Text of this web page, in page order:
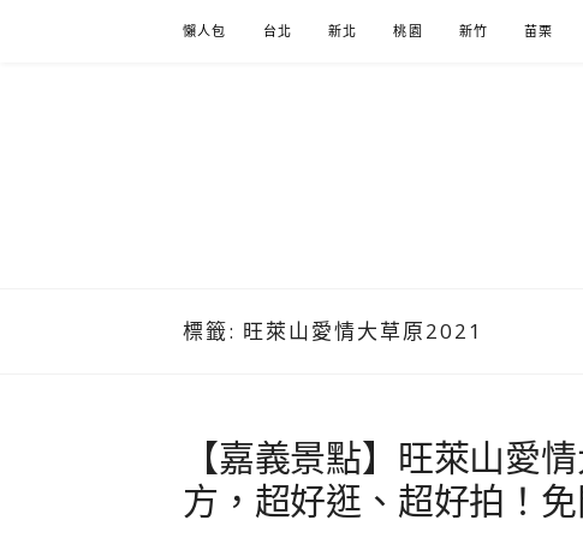
懶人包 台北 新北 桃園 新竹 苗栗
標籤: 旺萊山愛情大草原2021
【嘉義景點】旺萊山愛
方，超好逛、超好拍！免